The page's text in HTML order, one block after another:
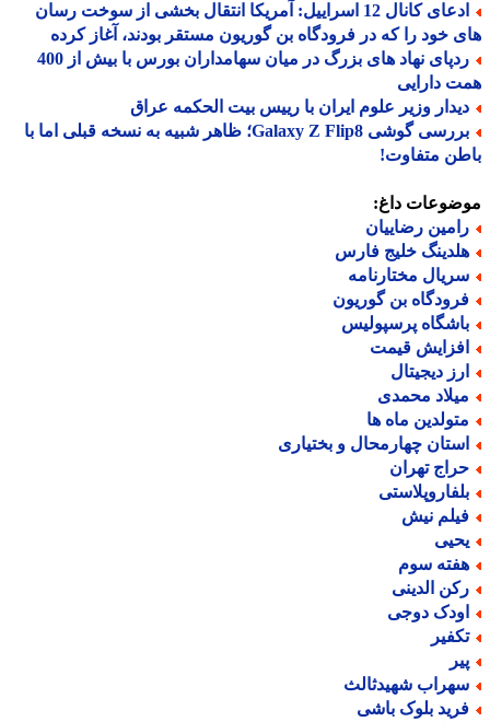
ادعای کانال 12 اسراییل: آمریکا انتقال بخشی از سوخت رسان
خود را که در فرودگاه بن گوریون مستقر بودند، آغاز کرده
ردپای نهاد های بزرگ در میان سهامداران بورس با بیش از 400
دارایی
وزیر علوم ایران با رییس بیت الحکمه عراق
بررسی گوشی Galaxy Z Flip8؛ ظاهر شبیه به نسخه قبلی اما با
متفاوت!
داغ:
رضاییان
خلیج فارس
مختارنامه
بن گوریون
پرسپولیس
قیمت
دیجیتال
محمدی
ماه ها
چهارمحال و بختیاری
تهران
نیش
سوم
الدینی
دوجی
شهیدثالث
بلوک باشی